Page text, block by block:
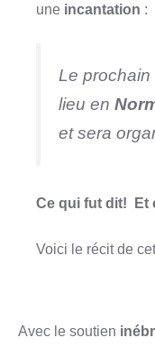
une incantation :
Le
lieu en
et sera
Ce qui fut dit! Et
Voici le récit de
Avec le soutien